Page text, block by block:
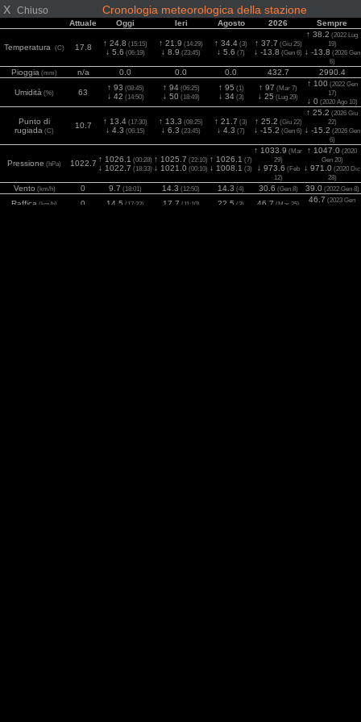
X Chiuso Cronologia meteorologica della stazione
Attuale Oggi Ieri Agosto 2026 Sempre
Temperatura (C) 17.8 ↑ 24.8 (15:15)
↓ 5.6 (06:19)
↑ 21.9 (14:29)
↓ 8.9 (23:45)
↑ 34.4 (3)
↓ 5.6 (7)
↑ 37.7 (Giu 25)
↓ -13.8 (Gen 6)
↑ 38.2 (2022 Lug
19)
↓ -13.8 (2026 Gen
6)
Pioggia (mm) n/a 0.0 0.0 0.0 432.7 2990.4
Umidità (%) 63
↑ 93 (08:45)
↓ 42 (14:50)
↑ 94(06:25)
↓ 50(18:49)
↑ 95 (1)
↓ 34(3)
↑ 97 (Mar 7)
↓ 25 (Lug 29)
↑ 100(2022 Gen
17)
↓ 0(2020 Ago 10)
Punto di
rugiada (C)
10.7 ↑ 13.4 (17:30)
↓ 4.3 (06:15)
↑ 13.3 (08:25)
↓ 6.3 (23:45)
↑ 21.7 (3)
↓ 4.3 (7)
↑ 25.2 (Giu 22)
↓ -15.2 (Gen 6)
↑ 25.2 (2026 Giu
22)
↓ -15.2 (2026 Gen
6)
Pressione (hPa) 1022.7 ↑ 1026.1 (00:28)
↓ 1022.7 (18:33)
↑ 1025.7 (22:10)
↓ 1021.0 (00:10)
↑ 1026.1 (7)
↓ 1008.1 (3)
↑ 1033.9 (Mar
29)
↓ 973.6 (Feb
12)
↑ 1047.0 (2020
Gen 20)
↓ 971.0 (2020 Dic
28)
Vento (km/h) 0 9.7 (18:01) 14.3 (12:50) 14.3 (4) 30.6 (Gen 8) 39.0(2022 Gen 8)
Raffica (km/h) 0 14.5 (17:33) 17.7 (11:10) 22.5 (3) 46.7 (Mar 25) 46.7 (2023 Gen